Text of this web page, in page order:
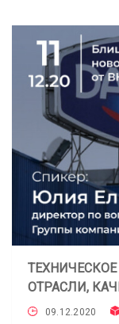
ОТРАСЛИ,
09.12.2020